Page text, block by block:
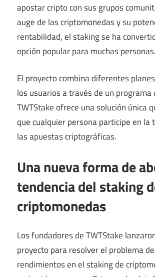
apostar cripto con sus grupos
auge de las criptomonedas y su
rentabilidad, el staking se ha
opción popular para muchas personas.
El proyecto combina diferentes
los usuarios a través de un programa
TWTStake ofrece una solución única
que cualquier persona participe en la
las apuestas criptográficas.
Una nueva forma de
tendencia del staking
criptomonedas
Los fundadores de TWTStake
proyecto para resolver el problema
rendimientos en el staking de